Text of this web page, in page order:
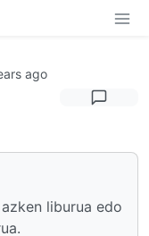
ago
liburua edo